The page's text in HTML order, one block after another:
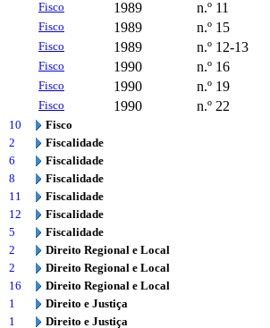
Fisco 1989 n.º 11
Fisco 1989 n.º 15
Fisco 1989 n.º 12-13
Fisco 1990 n.º 16
Fisco 1990 n.º 19
Fisco 1990 n.º 22
10
Fisco
2
Fiscalidade
6
Fiscalidade
8
Fiscalidade
11
Fiscalidade
12
Fiscalidade
5
Fiscalidade
2
Direito Regional e Local
2
Direito Regional e Local
16
Direito Regional e Local
1
Direito e Justiça
1
Direito e Justiça